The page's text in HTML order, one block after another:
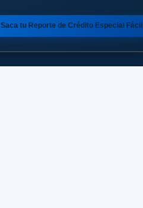
Saca tu Reporte de Crédito Especial Fácil